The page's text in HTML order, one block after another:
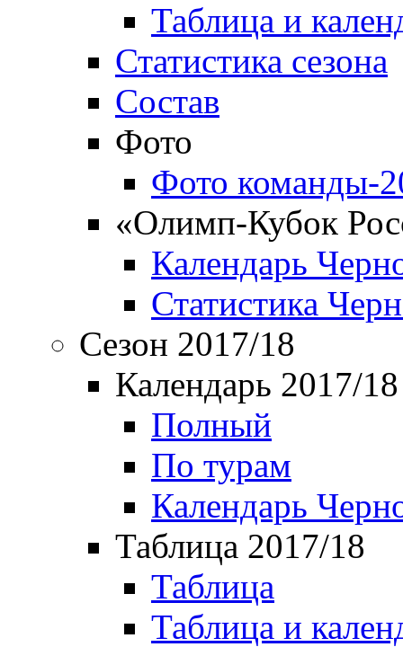
Таблица и
Статистика сезона
Состав
Фото
Фото команды-
«Олимп-Кубок
Календарь
Статистика
Сезон 2017/18
Календарь 2017/18
Полный
По турам
Календарь
Таблица 2017/18
Таблица
Таблица и